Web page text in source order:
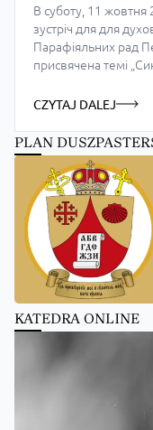
В суботу, 11 жовтня
зустріч для для
Парафіяльних рад
присвячена темі
зібрала біля
Бельско-Бяла та
опікується о. […]
CZYTAJ DALEJ
PLAN
KATEDRA ONLINE